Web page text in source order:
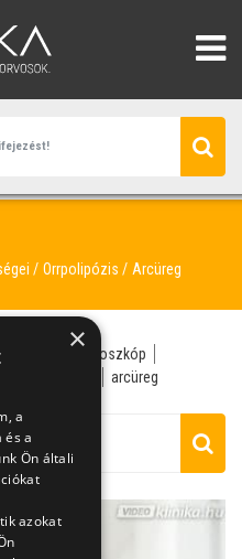
Orrpolipózis Arcüreg
endoszkóp
arcüreg
×
a
és a
Ön általi
azokat